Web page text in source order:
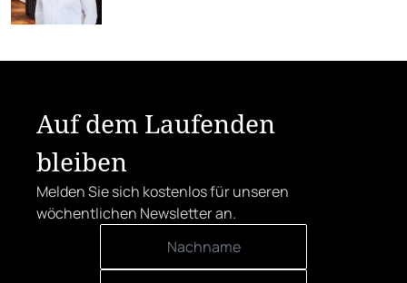
Auf dem Laufenden
bleiben
Melden Sie sich kostenlos für unseren
wöchentlichen Newsletter an.